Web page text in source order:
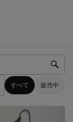
すべて 販売中